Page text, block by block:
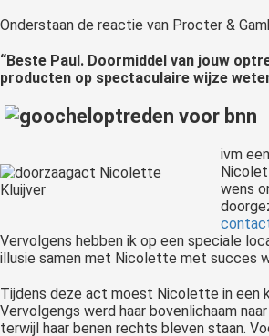
Onderstaan de reactie van Procter &
“Beste Paul. Doormiddel van jouw
producten op spectaculaire wijze
ivm
wens
Vervolgens hebben ik op een speciale
illusie samen met Nicolette met succes
Tijdens deze act moest Nicolette in een
Vervolgengs werd haar bovenlichaam
terwijl haar benen rechts bleven staan.